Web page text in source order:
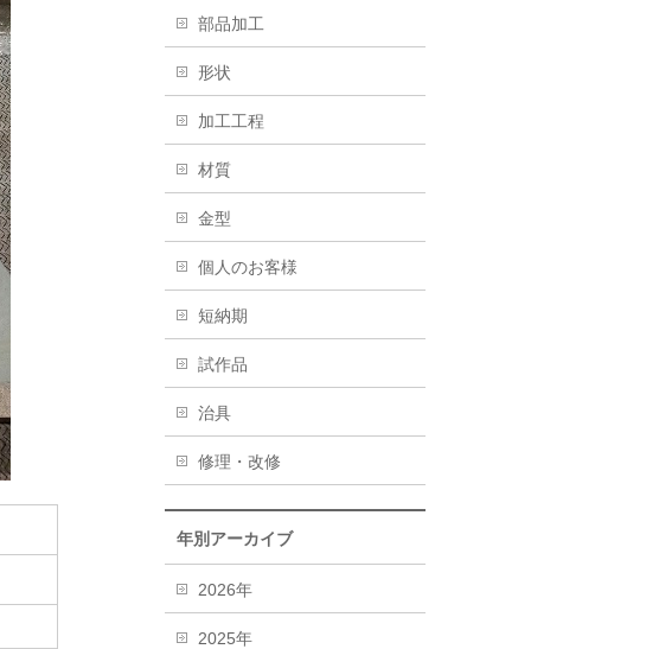
部品加工
形状
加工工程
材質
金型
個人のお客様
短納期
試作品
治具
修理・改修
年別アーカイブ
2026年
2025年